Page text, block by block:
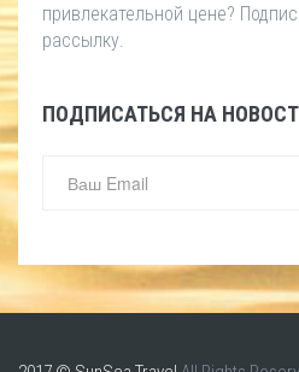
привлекательной цене?
рассылку.
ПОДПИСАТЬСЯ НА